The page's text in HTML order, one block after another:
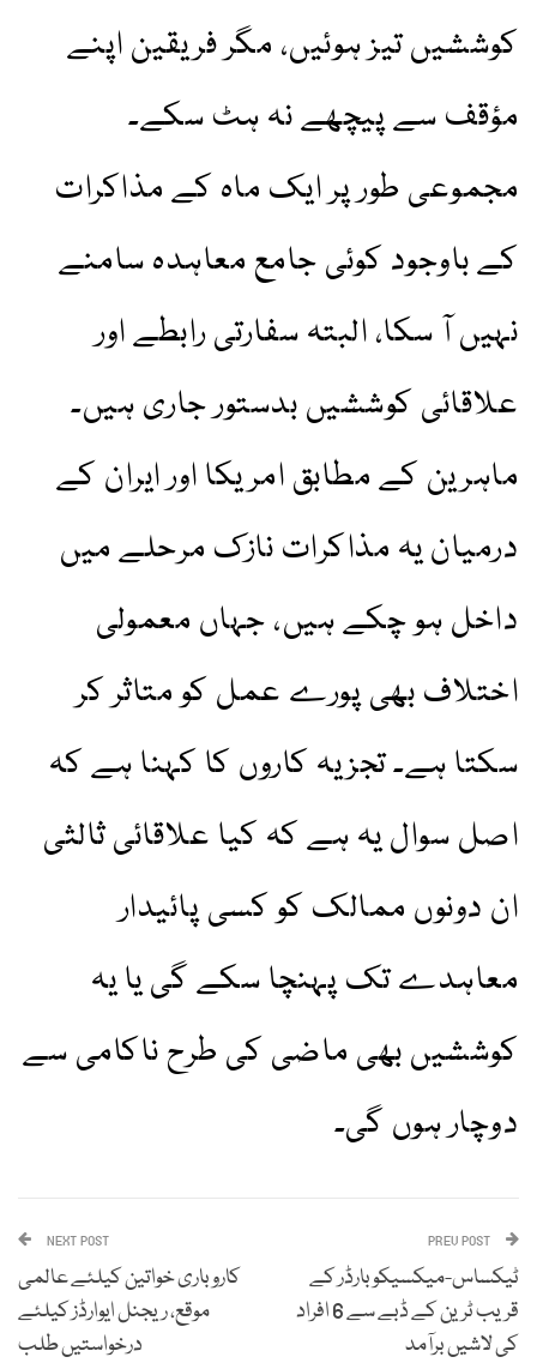
کوششیں تیز ہوئیں، مگر فریقین اپنے
مؤقف سے پیچھے نہ ہٹ سکے۔
مجموعی طور پر ایک ماہ کے مذاکرات
کے باوجود کوئی جامع معاہدہ سامنے
نہیں آ سکا، البتہ سفارتی رابطے اور
علاقائی کوششیں بدستور جاری ہیں۔
ماہرین کے مطابق امریکا اور ایران کے
درمیان یہ مذاکرات نازک مرحلے میں
داخل ہو چکے ہیں، جہاں معمولی
اختلاف بھی پورے عمل کو متاثر کر
سکتا ہے۔ تجزیہ کاروں کا کہنا ہے کہ
اصل سوال یہ ہے کہ کیا علاقائی ثالثی
ان دونوں ممالک کو کسی پائیدار
معاہدے تک پہنچا سکے گی یا یہ
کوششیں بھی ماضی کی طرح ناکامی سے
دوچار ہوں گی۔
ٹیکساس-میکسیکو بارڈر کے
قریب ٹرین کے ڈبے سے 6 افراد
کی لاشیں برآمد
NEXT POST
کاروباری خواتین کیلئے عالمی
موقع، ریجنل ایوارڈز کیلئے
درخواستیں طلب